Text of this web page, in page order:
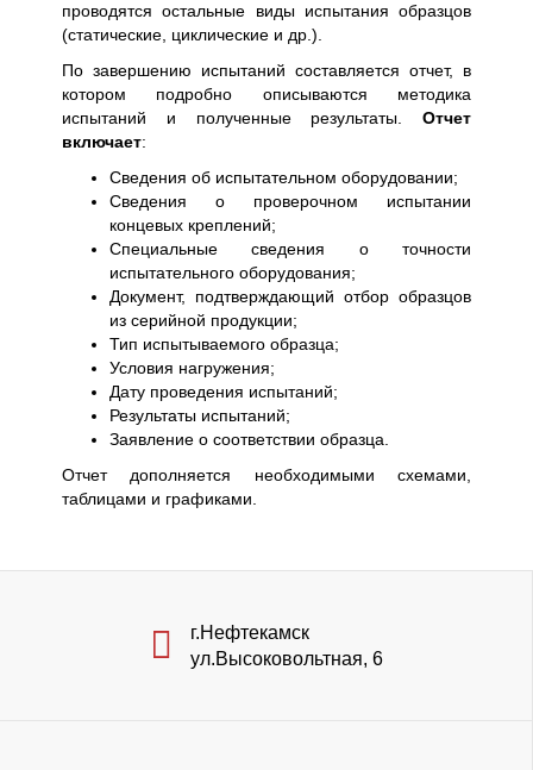
проводятся остальные виды испытания образцов
(статические, циклические и др.).
По завершению испытаний составляется отчет, в
котором подробно описываются методика
испытаний и полученные результаты. Отчет
включает:
Сведения об испытательном оборудовании;
Сведения о проверочном испытании
концевых креплений;
Специальные сведения о точности
испытательного оборудования;
Документ, подтверждающий отбор образцов
из серийной продукции;
Тип испытываемого образца;
Условия нагружения;
Дату проведения испытаний;
Результаты испытаний;
Заявление о соответствии образца.
Отчет дополняется необходимыми схемами,
таблицами и графиками.
г.Нефтекамск
ул.Высоковольтная, 6